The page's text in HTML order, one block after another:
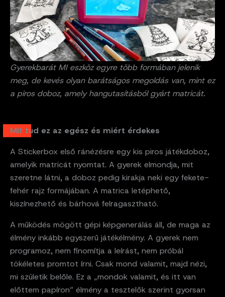
Gyerekbarát MI eszköz egyre több formában jelenik
meg, de kevés olyan barátságos megoldás van, mint ez
a piros doboz, amely hangutasításból gyárt matricát.
Mit tud ez az egész és miért érdekes
A Stickerbox első ránézésre egy kis piros játékdoboz,
amelyik matricát nyomtat. A gyerek elmondja, mit
szeretne látni, a doboz pedig kirakja neki egy fekete-
fehér rajz formájában. A matrica letéphető,
kiszínezhető és bárhová felragasztható.
A működés mögött gépi képgenerálás áll, de maga az
élmény inkább egyszerű játékélmény. A gyerek nem
programoz, nem finomítja a leírást, nem próbál
tökéletes promtot írni. Csak mond valamit, majd nézi,
mi születik belőle. Ez a „mondok valamit, és itt van
előttem papíron” élmény a tesztelők szerint gyorsan